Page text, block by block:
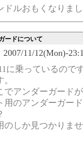
ドルおもくなりま
ードについて
2007/11/12(Mon)-
に乗っているので
でアンダーガード
用のアンダーガー
のしか見つかりま